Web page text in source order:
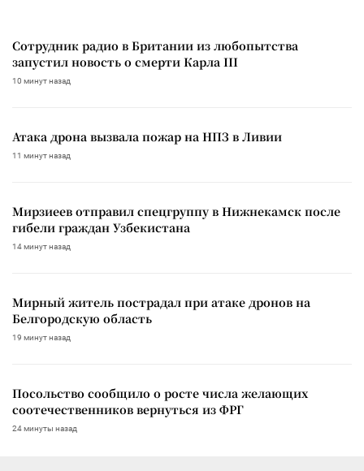
Сотрудник радио в Британии из любопытства
запустил новость о смерти Карла III
10 минут назад
Атака дрона вызвала пожар на НПЗ в Ливии
11 минут назад
Мирзиеев отправил спецгруппу в Нижнекамск после
гибели граждан Узбекистана
14 минут назад
Мирный житель пострадал при атаке дронов на
Белгородскую область
19 минут назад
Посольство сообщило о росте числа желающих
соотечественников вернуться из ФРГ
24 минуты назад